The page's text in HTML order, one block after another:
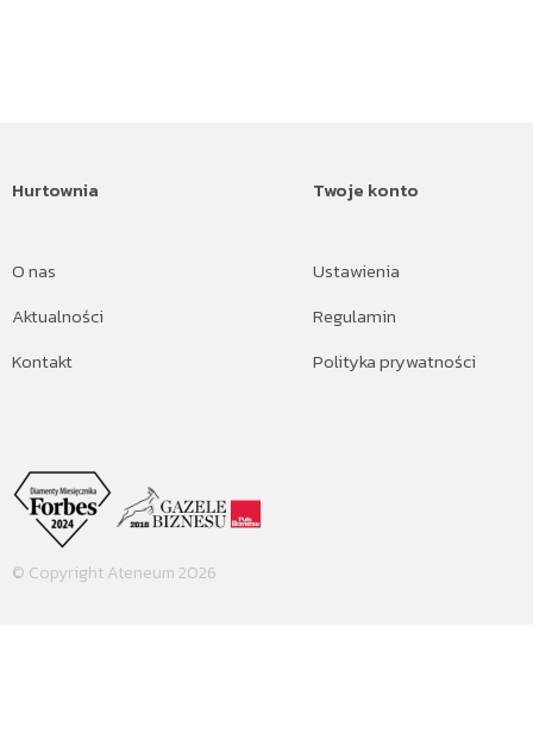
Hurtownia
O nas
Aktualności
Kontakt
Twoje konto
Ustawienia
Regulamin
Polityka prywatności
© Copyright Ateneum 2026